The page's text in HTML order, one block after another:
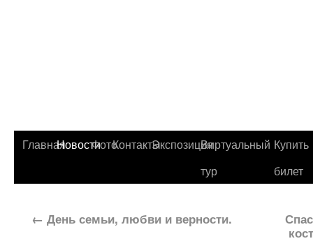
ГлавнаяНовостиФотоКонтактыЭкспозицияВиртуальный
тур
Купить
билет
← День семьи, любви и верности.